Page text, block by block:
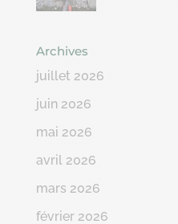
Archives
juillet 2026
juin 2026
mai 2026
avril 2026
mars 2026
février 2026